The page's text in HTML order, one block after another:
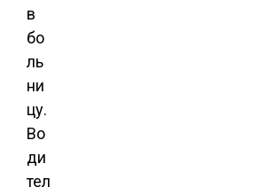
в
бо
ль
ни
цу.
Во
ди
тел